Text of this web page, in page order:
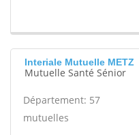
Interiale Mutuelle METZ
Mutuelle Santé Sénior
Département: 57
mutuelles